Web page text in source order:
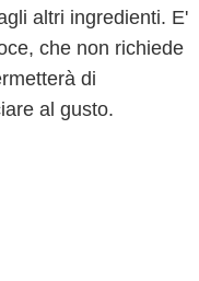
altri ingredienti. E'
che non richiede
di
al gusto.